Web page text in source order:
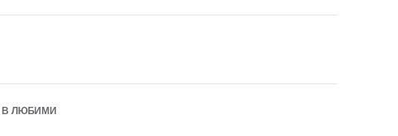
ЛЮБИМИ